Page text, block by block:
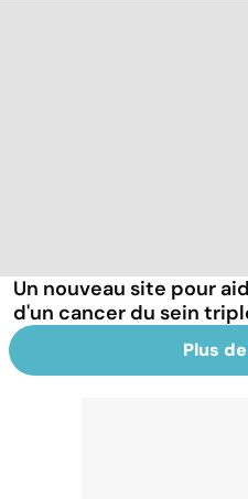
Un nouveau site pour
d'un cancer du sein
Plus